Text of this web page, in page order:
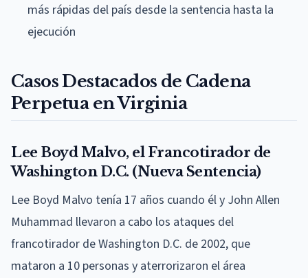
más rápidas del país desde la sentencia hasta la
ejecución
Casos Destacados de Cadena
Perpetua en Virginia
Lee Boyd Malvo, el Francotirador de
Washington D.C. (Nueva Sentencia)
Lee Boyd Malvo tenía 17 años cuando él y John Allen
Muhammad llevaron a cabo los ataques del
francotirador de Washington D.C. de 2002, que
mataron a 10 personas y aterrorizaron el área